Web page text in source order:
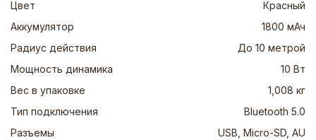
Цвет
Красный
Аккумулятор
1800 мАч
Радиус действия
До 10 метрой
Мощность динамика
10 Вт
Вес в упаковке
1,008 кг
Тип подключения
Bluetooth 5.0
Разъемы
USB, Micro-SD, AU